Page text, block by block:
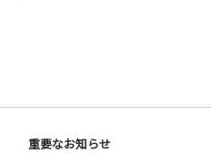
重要なお知らせ